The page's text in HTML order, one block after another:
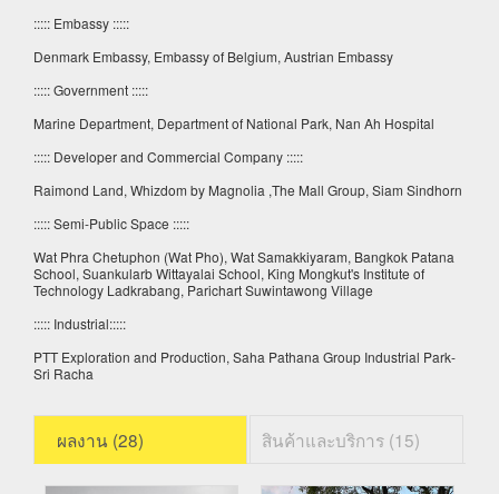
::::: Embassy :::::
Denmark Embassy, Embassy of Belgium, Austrian Embassy
::::: Government :::::
Marine Department, Department of National Park, Nan Ah Hospital
::::: Developer and Commercial Company :::::
Raimond Land, Whizdom by Magnolia ,The Mall Group, Siam Sindhorn
::::: Semi-Public Space :::::
Wat Phra Chetuphon (Wat Pho), Wat Samakkiyaram, Bangkok Patana
School, Suankularb Wittayalai School, King Mongkut's Institute of
Technology Ladkrabang, Parichart Suwintawong Village
::::: Industrial:::::
PTT Exploration and Production, Saha Pathana Group Industrial Park-
Sri Racha
ผลงาน (28) สินค้าและบริการ (15)